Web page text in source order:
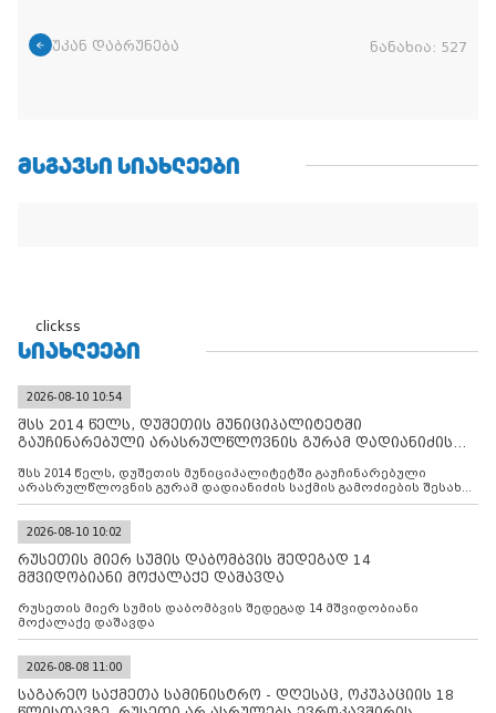
უკან დაბრუნება ნანახია: 527
ᲛᲡᲒᲐᲕᲡᲘ ᲡᲘᲐᲮᲚᲔᲔᲑᲘ
clickss
ᲡᲘᲐᲮᲚᲔᲔᲑᲘ
2026-08-10 10:54
შსს 2014 წელს, დუშეთის მუნიციპალიტეტში
გაუჩინარებული არასრულწლოვნის გურამ დადიანიძის
შსს 2014 წელს, დუშეთის მუნიციპალიტეტში გაუჩინარებული
არასრულწლოვნის გურამ დადიანიძის საქმის გამოძიების შესახებ
ინფორმაციას ავრცელებს
2026-08-10 10:02
რუსეთის მიერ სუმის დაბომბვის შედეგად 14
მშვიდობიანი მოქალაქე დაშავდა
რუსეთის მიერ სუმის დაბომბვის შედეგად 14 მშვიდობიანი
მოქალაქე დაშავდა
2026-08-08 11:00
საგარეო საქმეთა სამინისტრო - დღესაც, ოკუპაციის 18